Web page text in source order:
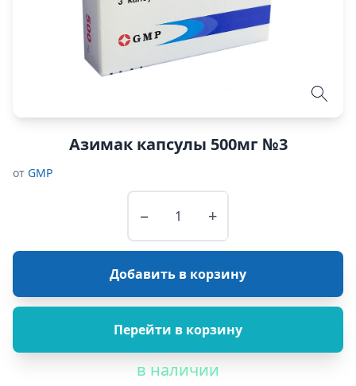
Азимак капсулы 500мг №3
от GMP
− +
Добавить в корзину
Перейти в корзину
в наличии